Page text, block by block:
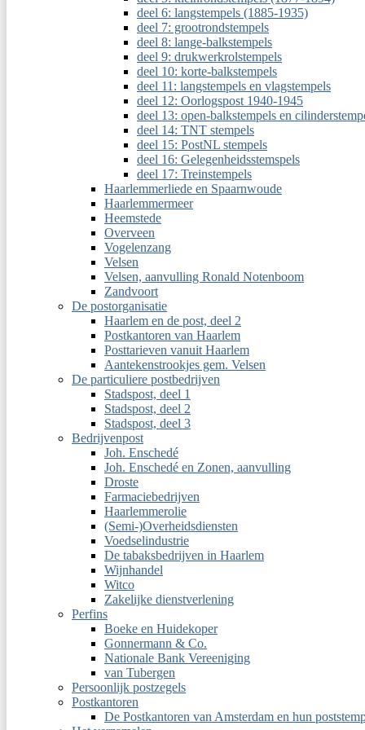
deel 6: langstempels (1885-1935)
deel 7: grootrondstempels
deel 8: lange-balkstempels
deel 9: drukwerkrolstempels
deel 10: korte-balkstempels
deel 11: langstempels en vlagstempels
deel 12: Oorlogspost 1940-1945
deel 13: open-balkstempels en
deel 14: TNT stempels
deel 15: PostNL stempels
deel 16: Gelegenheidsstemspels
deel 17: Treinstempels
Haarlemmerliede en Spaarnwoude
Haarlemmermeer
Heemstede
Overveen
Vogelenzang
Velsen
Velsen, aanvulling Ronald Notenboom
Zandvoort
De postorganisatie
Haarlem en de post, deel 2
Postkantoren van Haarlem
Posttarieven vanuit Haarlem
Aantekenstrookjes gem. Velsen
De particuliere postbedrijven
Stadspost, deel 1
Stadspost, deel 2
Stadspost, deel 3
Bedrijvenpost
Joh. Enschedé
Joh. Enschedé en Zonen, aanvulling
Droste
Farmaciebedrijven
Haarlemmerolie
(Semi-)Overheidsdiensten
Voedselindustrie
De tabaksbedrijven in Haarlem
Wijnhandel
Witco
Zakelijke dienstverlening
Perfins
Boeke en Huidekoper
Gonnermann & Co.
Nationale Bank Vereeniging
van Tubergen
Persoonlijk postzegels
Postkantoren
De Postkantoren van Amsterdam en hun